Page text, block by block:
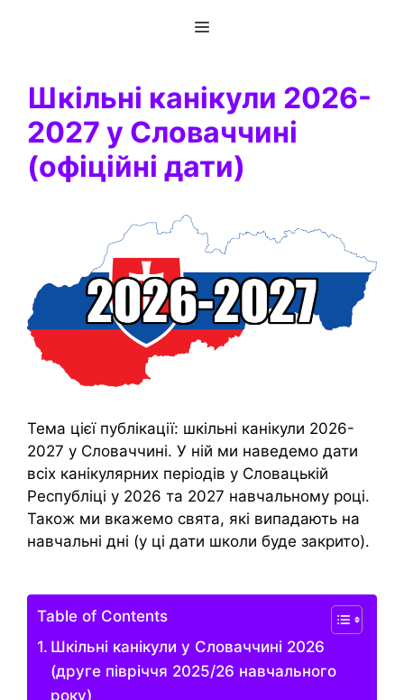
Меню
Шкільні канікули 2026-
2027 у Словаччині
(офіційні дати)
Тема цієї публікації: шкільні канікули 2026-
2027 у Словаччині. У ній ми наведемо дати
всіх канікулярних періодів у Словацькій
Республіці у 2026 та 2027 навчальному році.
Також ми вкажемо свята, які випадають на
навчальні дні (у ці дати школи буде закрито).
Table of Contents
Шкільні канікули у Словаччині 2026
(друге півріччя 2025/26 навчального
року)